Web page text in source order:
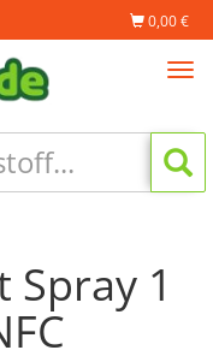
0,00 €
Spray 1